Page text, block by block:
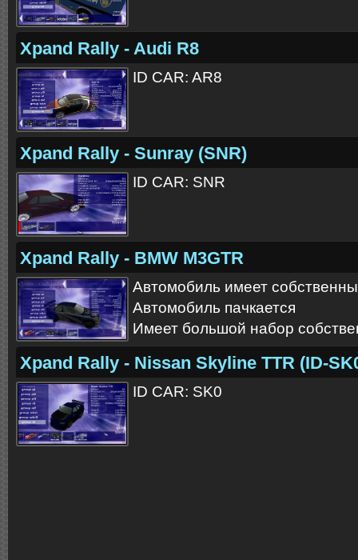
Xpand Rally - Audi R8
ID CAR: AR8
Xpand Rally - Sunray (SNR)
ID CAR: SNR
Xpand Rally - BMW M3GTR
Автомобиль имеет
Автомобиль пачкается
Имеет большой набор
Xpand Rally - Nissan Skyline TTR (ID-
ID CAR: SK0